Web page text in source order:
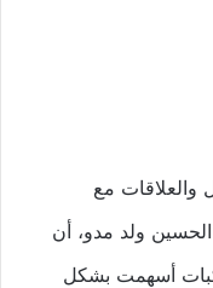
والعلاقات مع
الحسين ولد مدو، أن
أسهمت بشكل